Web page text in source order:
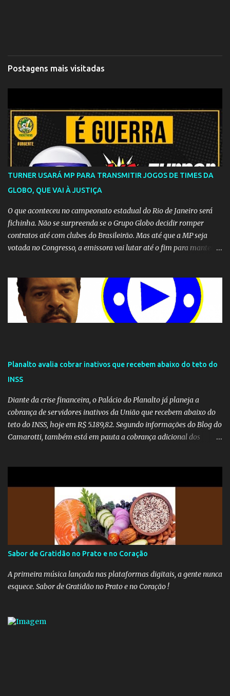
Postagens mais visitadas
TURNER USARÁ MP PARA TRANSMITIR JOGOS DE TIMES DA
GLOBO, QUE VAI À JUSTIÇA
O que aconteceu no campeonato estadual do Rio de Janeiro será
fichinha. Não se surpreenda se o Grupo Globo decidir romper
contratos até com clubes do Brasileirão. Mas até que a MP seja
votada no Congresso, a emissora vai lutar até o fim para manter o
Planalto avalia cobrar inativos que recebem abaixo do teto do
INSS
Diante da crise financeira, o Palácio do Planalto já planeja a
cobrança de servidores inativos da União que recebem abaixo do
teto do INSS, hoje em R$ 5.189,82. Segundo informações do Blog do
Camarotti, também está em pauta a cobrança adicional dos
a publicação, a reforma da Previdência Social também está sendo
analisada pelos governadores, que querem subir a taxa de
recolhimento. Nesse caso, seriam atingidos os inativos da União e
dos estados. Atualmente, o teto do INSS é de R$ 5.189,82
Sabor de Gratidão no Prato e no Coração
A primeira música lançada nas plataformas digitais, a gente nunca
esquece. Sabor de Gratidão no Prato e no Coração !